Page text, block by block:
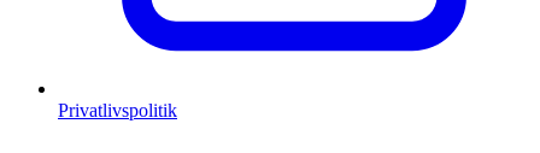
Privatlivspolitik